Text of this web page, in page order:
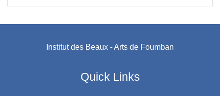
Institut des Beaux - Arts de Foumban
Quick Links